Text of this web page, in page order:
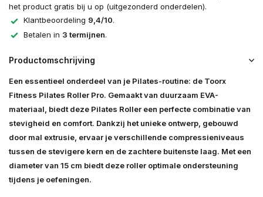
het product gratis bij u op (uitgezonderd onderdelen).
Klantbeoordeling 9,4/10.
Betalen in 3 termijnen.
Productomschrijving
Een essentieel onderdeel van je Pilates-routine: de Toorx
Fitness Pilates Roller Pro. Gemaakt van duurzaam EVA-
materiaal, biedt deze Pilates Roller een perfecte combinatie van
stevigheid en comfort. Dankzij het unieke ontwerp, gebouwd
door mal extrusie, ervaar je verschillende compressieniveaus
tussen de stevigere kern en de zachtere buitenste laag. Met een
diameter van 15 cm biedt deze roller optimale ondersteuning
tijdens je oefeningen.